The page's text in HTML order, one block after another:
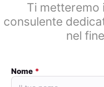
Ti metteremo
consulente
nel
Nome